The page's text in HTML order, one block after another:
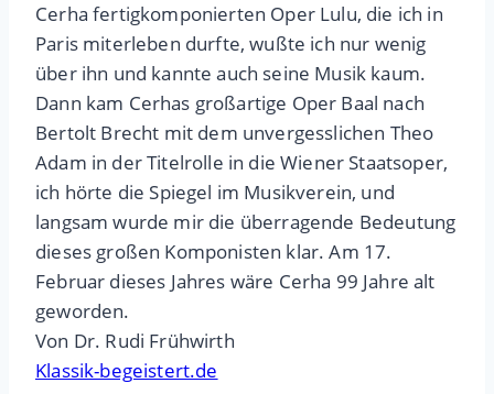
Cerha fertigkomponierten Oper Lulu, die ich in
Paris miterleben durfte, wußte ich nur wenig
über ihn und kannte auch seine Musik kaum.
Dann kam Cerhas großartige Oper Baal nach
Bertolt Brecht mit dem unvergesslichen Theo
Adam in der Titelrolle in die Wiener Staatsoper,
ich hörte die Spiegel im Musikverein, und
langsam wurde mir die überragende Bedeutung
dieses großen Komponisten klar. Am 17.
Februar dieses Jahres wäre Cerha 99 Jahre alt
geworden.
Von Dr. Rudi Frühwirth
Klassik-begeistert.de